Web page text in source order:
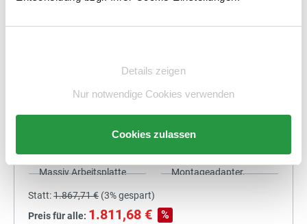
Details zeigen
Nur notwendige Cookies verwenden
Cookies zulassen
Preis für alle: %
+
Statt:1.867,71 € (3%gespart)
Preis für alle: 1.811,68 € %